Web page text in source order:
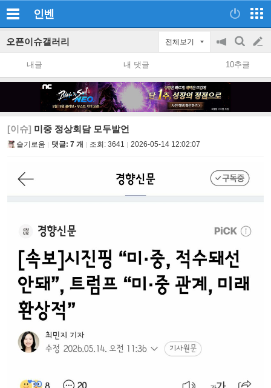
인벤
오픈이슈갤러리 전체보기
공
지
on/off
검
색
글
쓰
내글 내 댓글 10추글
[이슈] 미중 정상회담 모두발언
슬기로움 댓글: 7 개 조회: 3641 2026-05-14 12:02:07